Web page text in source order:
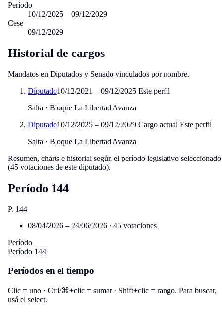
Período
10/12/2025 – 09/12/2029
Cese
09/12/2029
Historial de cargos
Mandatos en Diputados y Senado vinculados por nombre.
Diputado10/12/2021 – 09/12/2025 Este perfil
Salta · Bloque La Libertad Avanza
Diputado10/12/2025 – 09/12/2029 Cargo actual Este perfil
Salta · Bloque La Libertad Avanza
Resumen, charts e historial según el período legislativo seleccionado
(45 votaciones de este diputado).
Período 144
P. 144
08/04/2026 – 24/06/2026 · 45 votaciones
Período
Período 144
Períodos en el tiempo
Clic = uno · Ctrl/⌘+clic = sumar · Shift+clic = rango. Para buscar,
usá el select.